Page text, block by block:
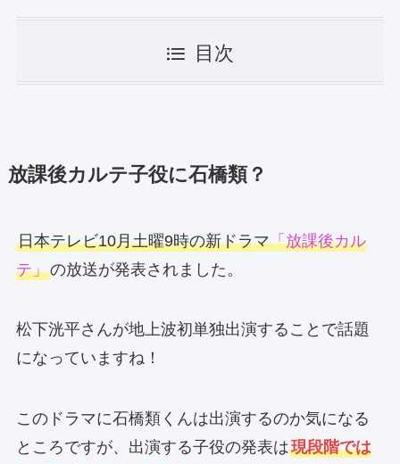
目次
放課後カルテ子役に石橋類？
日本テレビ10月土曜9時の新ドラマ「放課後カル
テ」の放送が発表されました。
松下洸平さんが地上波初単独出演することで話題
になっていますね！
このドラマに石橋類くんは出演するのか気になる
ところですが、出演する子役の発表は現段階では